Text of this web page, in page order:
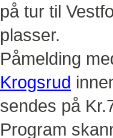
på tur til
plasser.
Påmelding
Krogsrud
sendes på
Program